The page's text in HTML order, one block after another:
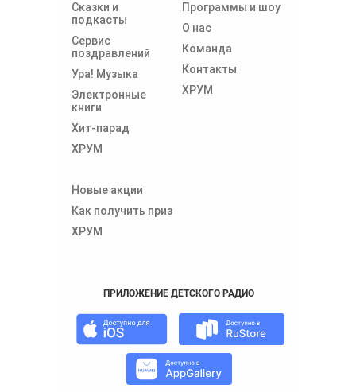
Сказки и
подкасты
Сервис
поздравлений
Ура! Музыка
Электронные
книги
Хит-парад
ХРУМ
Программы и шоу
О нас
Команда
Контакты
ХРУМ
Новые акции
Как получить приз
ХРУМ
ПРИЛОЖЕНИЕ ДЕТСКОГО РАДИО